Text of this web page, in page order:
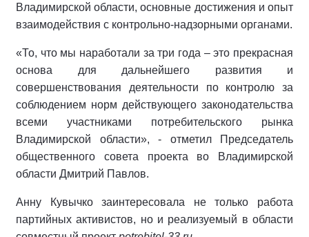
Владимирской области, основные достижения и опыт
взаимодействия с контрольно-надзорными органами.
«То, что мы наработали за три года – это прекрасная
основа для дальнейшего развития и
совершенствования деятельности по контролю за
соблюдением норм действующего законодательства
всеми участниками потребительского рынка
Владимирской области», - отметил Председатель
общественного совета проекта во Владимирской
области Дмитрий Павлов.
Анну Кувычко заинтересовала не только работа
партийных активистов, но и реализуемый в области